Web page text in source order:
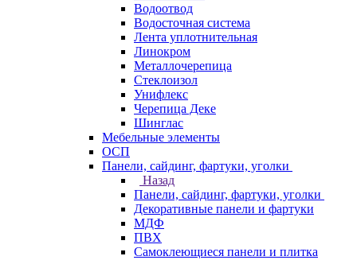
Водоотвод
Водосточная система
Лента уплотнительная
Линокром
Металлочерепица
Стеклоизол
Унифлекс
Черепица Деке
Шинглас
Мебельные элементы
ОСП
Панели, сайдинг, фартуки, уголки
Назад
Панели, сайдинг, фартуки, уголки
Декоративные панели и фартуки
МДФ
ПВХ
Самоклеющиеся панели и плитка